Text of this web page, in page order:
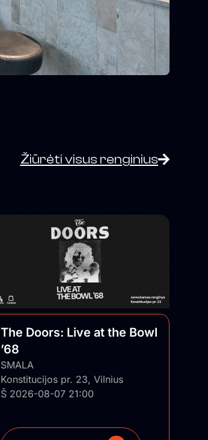
Žiūrėti visus renginius
The Doors: Live at the Bowl
’68
SMALA
Konstitucijos pr. 23, Vilnius
Š 2026-08-07 21:00